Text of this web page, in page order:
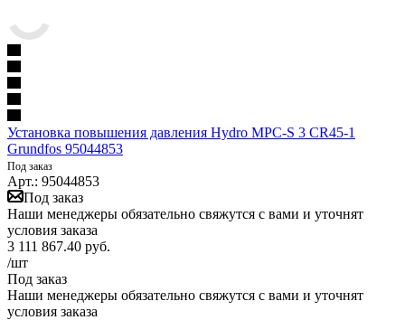
Установка повышения давления Hydro MPC-S 3 CR45-1
Grundfos 95044853
Под заказ
Арт.: 95044853
Под заказ
Наши менеджеры обязательно свяжутся с вами и уточнят
условия заказа
3 111 867.40 руб.
/шт
Под заказ
Наши менеджеры обязательно свяжутся с вами и уточнят
условия заказа